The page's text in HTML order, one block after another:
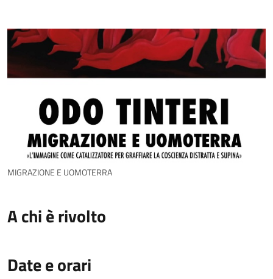
MIGRAZIONE E UOMOTERRA
A chi è rivolto
Date e orari